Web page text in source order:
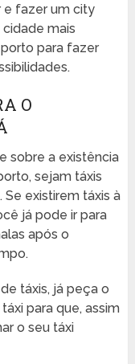
e fazer um city
cidade mais
para fazer
O
sobre a existência
sejam táxis
existirem táxis à
já pode ir para
após o
táxis, já peça o
para que, assim
o seu táxi